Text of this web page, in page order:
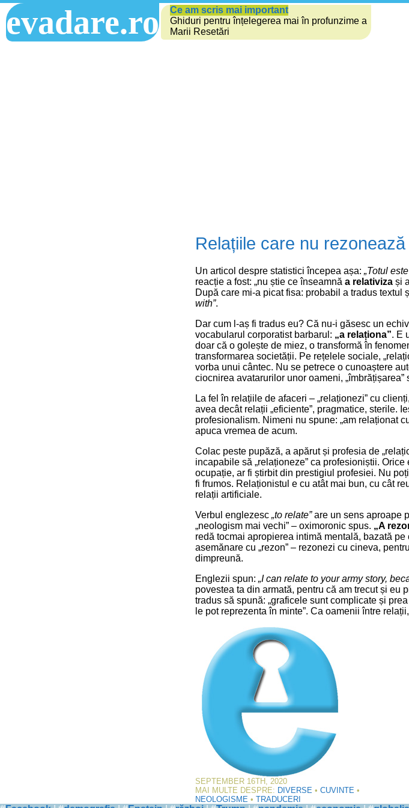
evadare.ro
Ce am scris mai important
Ghiduri pentru înțelegerea mai în profunzime a
Marii Resetări
Relațiile care nu rezonează
Un articol despre statistici începea așa: „Totul
reacție a fost: „nu știe ce înseamnă a relativiza și
După care mi-a picat fisa: probabil a tradus textul
with”.
Dar cum l-aș fi tradus eu? Că nu-i găsesc un
vocabularul corporatist barbarul: „a relaționa”. E
doar că o golește de miez, o transformă în
transformarea societății. Pe rețelele sociale,
vorba unui cântec. Nu se petrece o cunoaștere
ciocnirea avatarurilor unor oameni,
La fel în relațiile de afaceri – „relaționezi” cu
avea decât relații „eficiente”, pragmatice, sterile.
profesionalism. Nimeni nu spune: „am relaționat
apuca vremea de acum.
Colac peste pupăză, a apărut și profesia de
incapabile să „relaționeze” ca profesioniștii.
ocupație, ar fi știrbit din prestigiul profesiei. Nu
fi frumos. Relaționistul e cu atât mai bun, cu cât
relații artificiale.
Verbul englezesc „to relate”are un sens aproape
„neologism mai vechi” – oximoronic spus. „A
redă tocmai apropierea intimă mentală, bazată
asemănare cu „rezon” – rezonezi cu cineva,
dimpreună.
Englezii spun: „I can relate to your army story,
povestea ta din armată, pentru că am trecut și eu
tradus să spună: „graficele sunt complicate și
le pot reprezenta în minte”. Ca oamenii între
SEPTEMBER 16TH, 2020
MAI MULTE DESPRE: DIVERSE • CUVINTE •
NEOLOGISME • TRADUCERI